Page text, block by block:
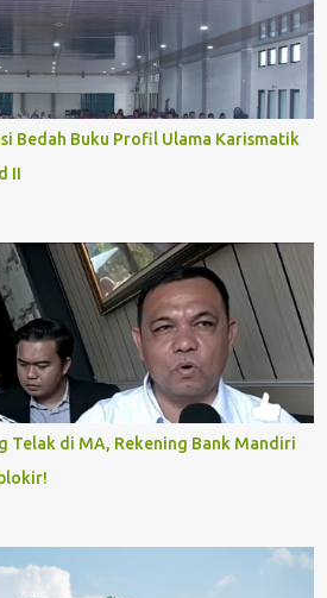
Bedah Buku Profil Ulama Karismatik
II
Telak di MA, Rekening Bank Mandiri